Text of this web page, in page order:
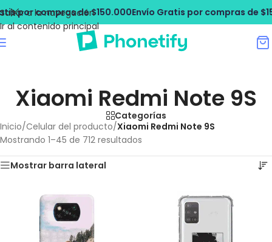
Saltar a la navegación
Ir al contenido principal
por compras de $150.000Envío Gratis por compras de
Xiaomi Redmi Note 9S
Categorías
Inicio/Celular del producto/Xiaomi Redmi Note 9S
Mostrando 1–45 de 712 resultados
Mostrar barra lateral